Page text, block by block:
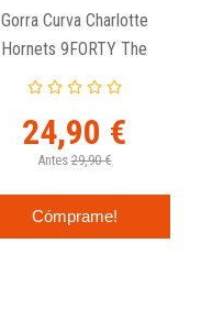
Gorra Curva Charlotte
Hornets 9FORTY The
League - New Era
24,90 €
Antes 29,90 €
Cómprame!